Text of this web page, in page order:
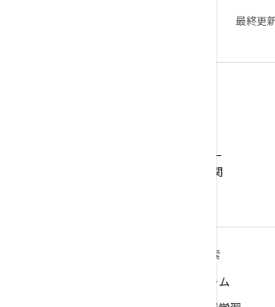
最終更
@GooglePlayBiz をフォロー
してニュースやサポートに関
探索
ゲーム